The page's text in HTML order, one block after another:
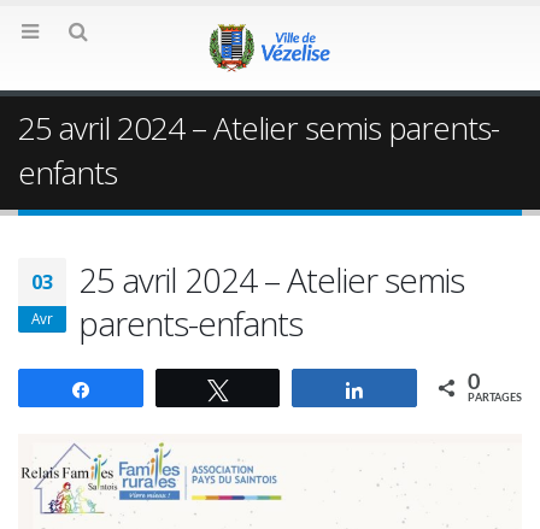
25 avril 2024 – Atelier semis parents-
enfants
03
Avr
25 avril 2024 – Atelier semis
parents-enfants
Partagez 0
PARTAGES